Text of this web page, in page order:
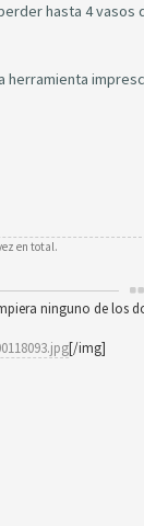
hasta 4
herramienta
en total.
ninguno de los
[/img]